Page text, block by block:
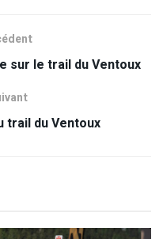
sur le trail du Ventoux
trail du Ventoux